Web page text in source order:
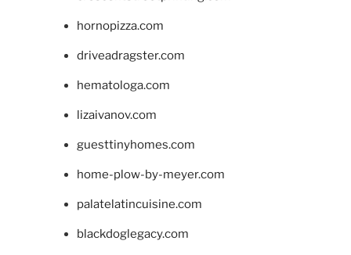
hornopizza.com
driveadragster.com
hematologa.com
lizaivanov.com
guesttinyhomes.com
home-plow-by-meyer.com
palatelatincuisine.com
blackdoglegacy.com